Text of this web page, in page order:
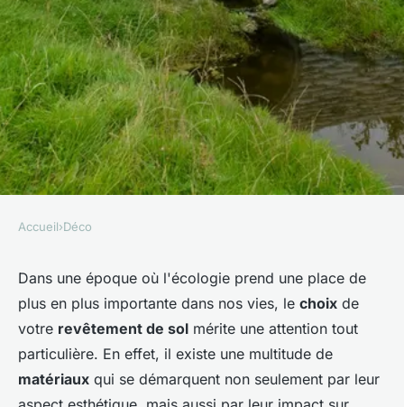
Quelles options pour un
revêtement de sol économique
et écologique?
Ali•18 mai 2024 •6 min de lecture
Accueil›Déco
Dans une époque où l'écologie prend une place de
plus en plus importante dans nos vies, le choix de
votre revêtement de sol mérite une attention tout
particulière. En effet, il existe une multitude de
matériaux qui se démarquent non seulement par leur